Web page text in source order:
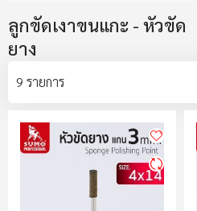
ลูกขัดเงาขนแกะ - หัวขัด
ยาง
9 รายการ